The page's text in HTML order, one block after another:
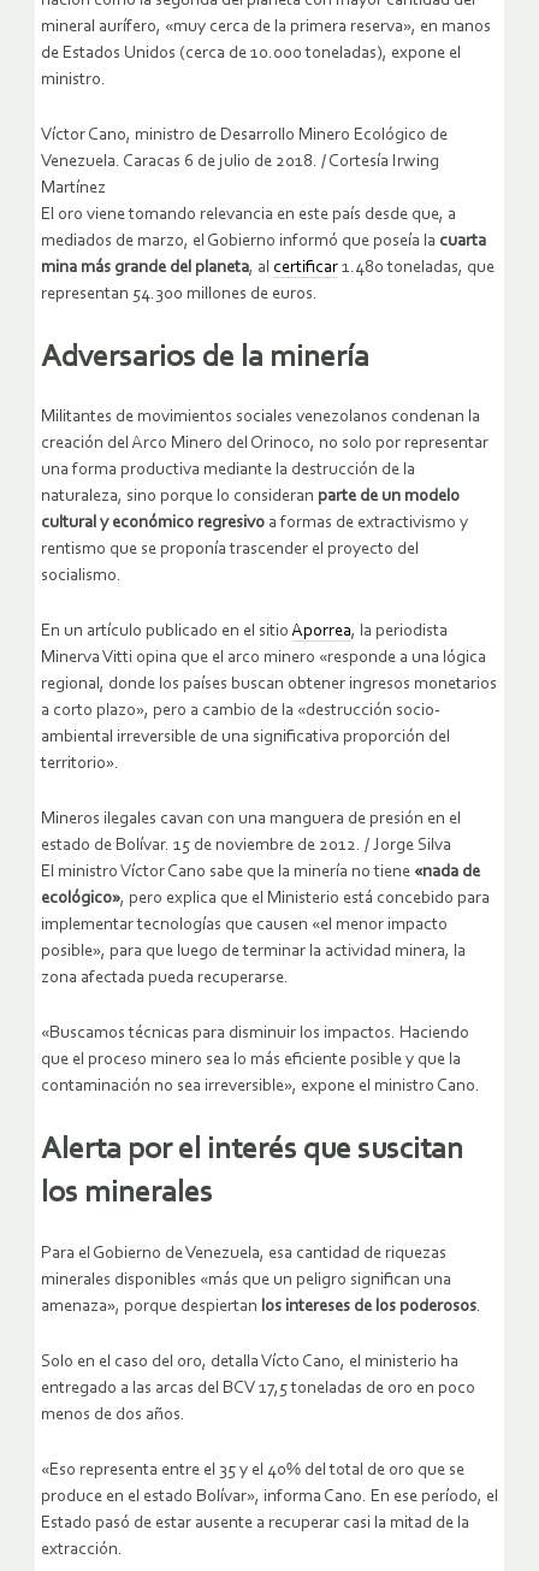
mineral aurífero, «muy cerca de la primera reserva», en manos
de Estados Unidos (cerca de 10.000 toneladas), expone el
ministro.
Víctor Cano, ministro de Desarrollo Minero Ecológico de
Venezuela. Caracas 6 de julio de 2018. / Cortesía Irwing
Martínez
El oro viene tomando relevancia en este país desde que, a
mediados de marzo, el Gobierno informó que poseía la cuarta
mina más grande del planeta, al certificar 1.480 toneladas, que
representan 54.300 millones de euros.
Adversarios de la minería
Militantes de movimientos sociales venezolanos condenan la
creación del Arco Minero del Orinoco, no solo por representar
una forma productiva mediante la destrucción de la
naturaleza, sino porque lo consideran parte de un modelo
cultural y económico regresivo a formas de extractivismo y
rentismo que se proponía trascender el proyecto del
socialismo.
En un artículo publicado en el sitio Aporrea, la periodista
Minerva Vitti opina que el arco minero «responde a una lógica
regional, donde los países buscan obtener ingresos monetarios
a corto plazo», pero a cambio de la «destrucción socio-
ambiental irreversible de una significativa proporción del
territorio».
Mineros ilegales cavan con una manguera de presión en el
estado de Bolívar. 15 de noviembre de 2012. / Jorge Silva
El ministro Víctor Cano sabe que la minería no tiene «nada de
ecológico», pero explica que el Ministerio está concebido para
implementar tecnologías que causen «el menor impacto
posible», para que luego de terminar la actividad minera, la
zona afectada pueda recuperarse.
«Buscamos técnicas para disminuir los impactos. Haciendo
que el proceso minero sea lo más eficiente posible y que la
contaminación no sea irreversible», expone el ministro Cano.
Alerta por el interés que suscitan
los minerales
Para el Gobierno de Venezuela, esa cantidad de riquezas
minerales disponibles «más que un peligro significan una
amenaza», porque despiertan los intereses de los poderosos.
Solo en el caso del oro, detalla Vícto Cano, el ministerio ha
entregado a las arcas del BCV 17,5 toneladas de oro en poco
menos de dos años.
«Eso representa entre el 35 y el 40% del total de oro que se
produce en el estado Bolívar», informa Cano. En ese período, el
Estado pasó de estar ausente a recuperar casi la mitad de la
extracción.